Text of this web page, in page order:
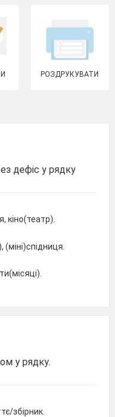
РОЗДРУКУВАТИ
дефіс у рядку
кіно(театр).
у рядку.
збірник.